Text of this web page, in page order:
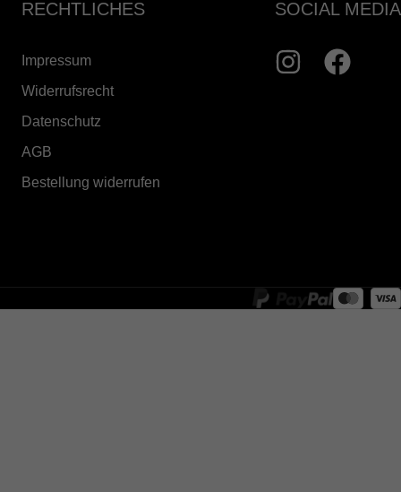
RECHTLICHES
Impressum
Widerrufsrecht
Datenschutz
AGB
Bestellung widerrufen
SOCIAL MEDIA